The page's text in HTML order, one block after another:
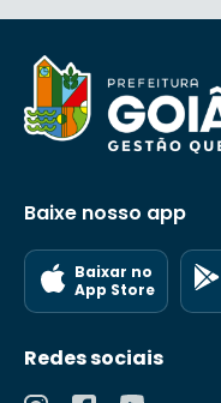
Baixe nosso app
Baixar no
App Store
Redes sociais